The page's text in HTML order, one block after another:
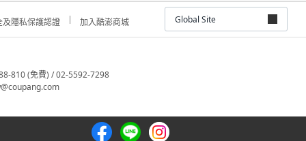
及隱私保護認證 加入酷澎商城 Global Site
810 (免費) / 02-5592-7298